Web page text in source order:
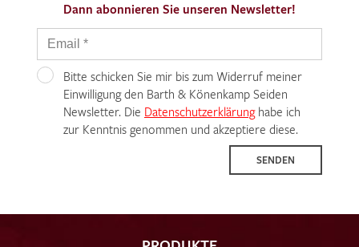
Dann abonnieren Sie unseren Newsletter!
Bitte schicken Sie mir bis zum Widerruf meiner
Einwilligung den Barth & Könenkamp Seiden
Newsletter. Die Datenschutzerklärunghabe ich
zur Kenntnis genommen und akzeptiere diese.
SENDEN